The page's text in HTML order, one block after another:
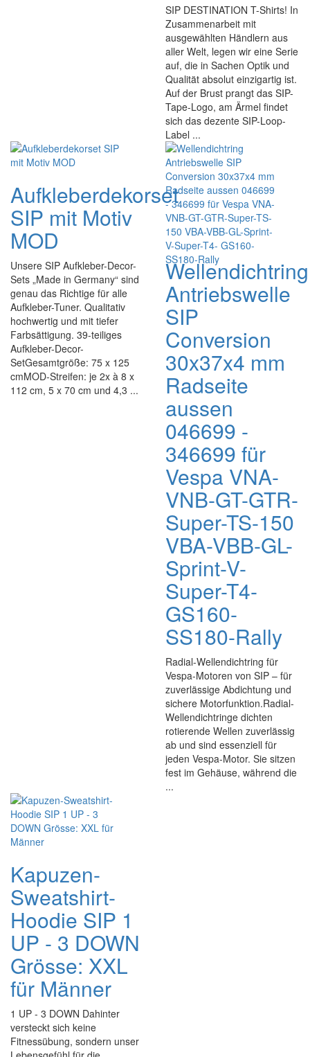
SIP DESTINATION T-Shirts! In
Zusammenarbeit mit
ausgewählten Händlern aus
aller Welt, legen wir eine Serie
auf, die in Sachen Optik und
Qualität absolut einzigartig ist.
Auf der Brust prangt das SIP-
Tape-Logo, am Ärmel findet
sich das dezente SIP-Loop-
Label ...
Aufkleberdekorset
SIP mit Motiv
MOD
Unsere SIP Aufkleber-Decor-
Sets „Made in Germany“ sind
genau das Richtige für alle
Aufkleber-Tuner. Qualitativ
hochwertig und mit tiefer
Farbsättigung. 39-teiliges
Aufkleber-Decor-
SetGesamtgröße: 75 x 125
cmMOD-Streifen: je 2x à 8 x
112 cm, 5 x 70 cm und 4,3 ...
Wellendichtring
Antriebswelle
SIP
Conversion
30x37x4 mm
Radseite
aussen
046699 -
346699 für
Vespa VNA-
VNB-GT-GTR-
Super-TS-150
VBA-VBB-GL-
Sprint-V-
Super-T4-
GS160-
SS180-Rally
Radial-Wellendichtring für
Vespa-Motoren von SIP – für
zuverlässige Abdichtung und
sichere Motorfunktion.Radial-
Wellendichtringe dichten
rotierende Wellen zuverlässig
ab und sind essenziell für
jeden Vespa-Motor. Sie sitzen
fest im Gehäuse, während die
...
Kapuzen-
Sweatshirt-
Hoodie SIP 1
UP - 3 DOWN
Grösse: XXL
für Männer
1 UP - 3 DOWN Dahinter
versteckt sich keine
Fitnessübung, sondern unser